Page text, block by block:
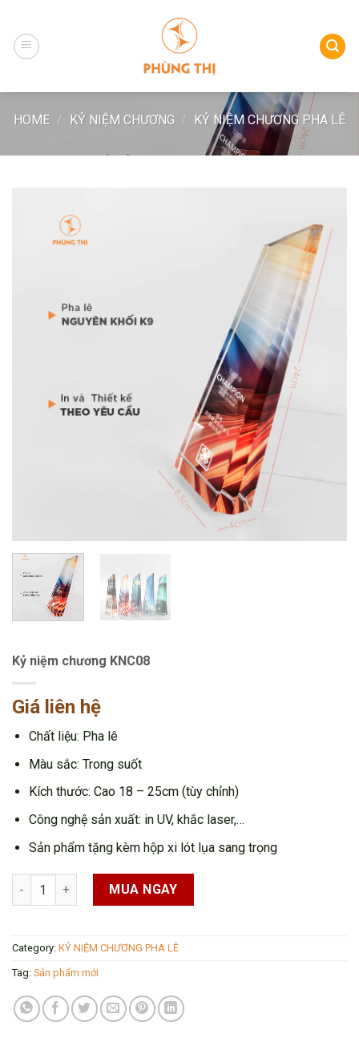
content
HOME / KỶ NIỆM CHƯƠNG / KỶ NIỆM CHƯƠNG PHA LÊ
Kỷ niệm chương KNC08
Giá liên hệ
Chất liệu: Pha lê
Màu sắc: Trong suốt
Kích thước: Cao 18 – 25cm (tùy chỉnh)
Công nghệ sản xuất: in UV, khắc laser,…
Sản phẩm tặng kèm hộp xi lót lụa sang trọng
Kỷ niệm chương KNC08 quantity
MUA NGAY
Category: KỶ NIỆM CHƯƠNG PHA LÊ
Tag: Sản phẩm mới